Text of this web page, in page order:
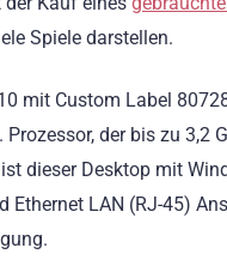
Spiele darstellen.
mit Custom Label
Prozessor, der bis zu
dieser Desktop mit
Ethernet LAN (RJ-45)